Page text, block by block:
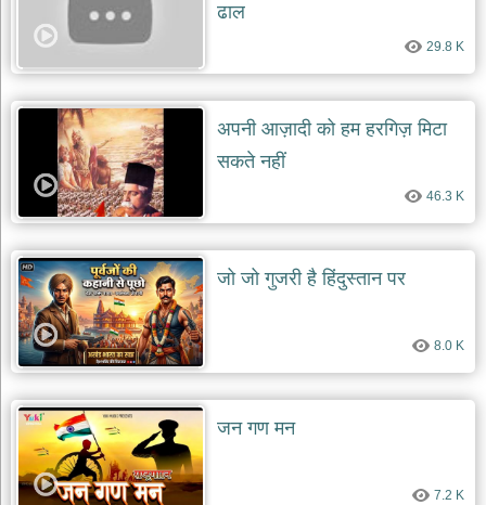
दयाल
भजन
lal
bhajans
भजन
dev
bhajans
आज
का
भजन
bhajan
of
the
day
भजन
जोड़ें
add
bhajans
ढाल
29.8 K
अपनी आज़ादी को हम हरगिज़ मिटा
सकते नहीं
46.3 K
जो जो गुजरी है हिंदुस्तान पर
8.0 K
जन गण मन
7.2 K